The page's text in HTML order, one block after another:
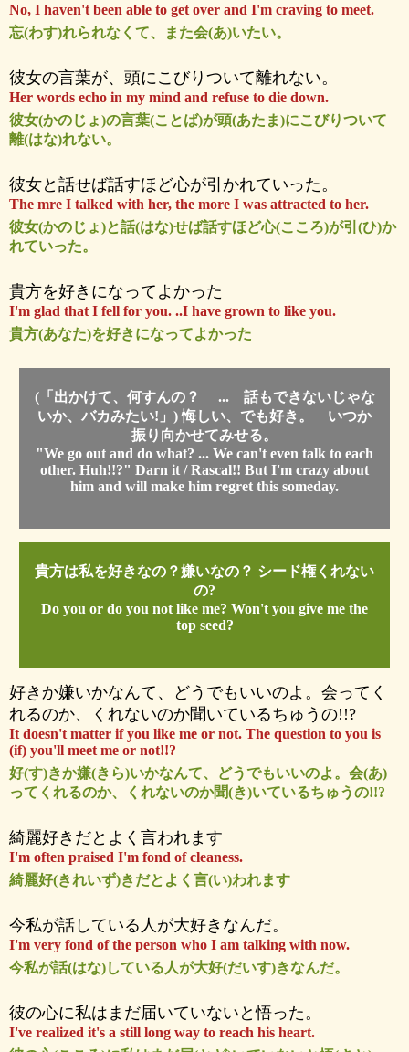
No, I haven't been able to get over and I'm craving to meet.
忘(わす)れられなくて、また会(あ)いたい。
彼女の言葉が、頭にこびりついて離れない。
Her words echo in my mind and refuse to die down.
彼女(かのじょ)の言葉(ことば)が頭(あたま)にこびりついて
離(はな)れない。
彼女と話せば話すほど心が引かれていった。
The mre I talked with her, the more I was attracted to her.
彼女(かのじょ)と話(はな)せば話すほど心(こころ)が引(ひ)か
れていった。
貴方を好きになってよかった
I'm glad that I fell for you. ..I have grown to like you.
貴方(あなた)を好きになってよかった
(「出かけて、何すんの？ ... 話もできないじゃな
いか、バカみたい!」) 悔しい、でも好き。 いつか
振り向かせてみせる。
"We go out and do what? ... We can't even talk to each
other. Huh!!?" Darn it / Rascal!! But I'm crazy about
him and will make him regret this someday.
貴方は私を好きなの？嫌いなの？ シード権くれない
の?
Do you or do you not like me? Won't you give me the
top seed?
好きか嫌いかなんて、どうでもいいのよ。会ってく
れるのか、くれないのか聞いているちゅうの!!?
It doesn't matter if you like me or not. The question to you is
(if) you'll meet me or not!!?
好(す)きか嫌(きら)いかなんて、どうでもいいのよ。会(あ)
ってくれるのか、くれないのか聞(き)いているちゅうの!!?
綺麗好きだとよく言われます
I'm often praised I'm fond of cleaness.
綺麗好(きれいず)きだとよく言(い)われます
今私が話している人が大好きなんだ。
I'm very fond of the person who I am talking with now.
今私が話(はな)している人が大好(だいす)きなんだ。
彼の心に私はまだ届いていないと悟った。
I've realized it's a still long way to reach his heart.